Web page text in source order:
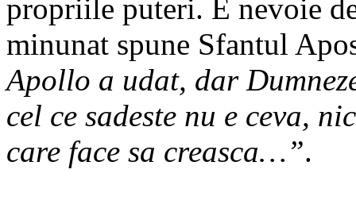
propriile puteri. E nevoie
minunat spune Sfantul
Apollo a udat, dar
cel ce sadeste nu e ceva,
care face sa creasca…”.